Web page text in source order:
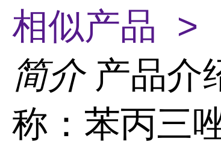
相似产品 >
简介 产品介
称：苯丙三